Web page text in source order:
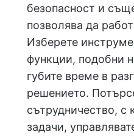
безопасност и
позволява да
Изберете
функции, подобни
губите време в
решението.
сътрудничество, с
задачи,